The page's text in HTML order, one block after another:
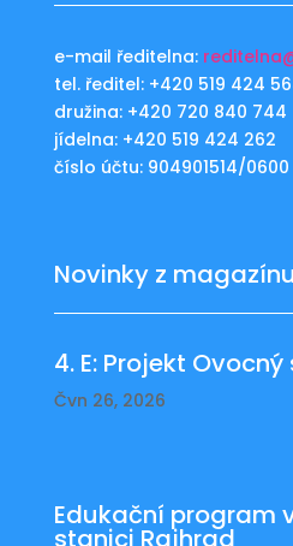
e-mail ředitelna:
tel. ředitel: +420 519 424
družina: +420 720 840 744
jídelna: +420 519 424 262
číslo účtu: 904901514/0600
Novinky z magazínu
4. E: Projekt
Čvn 26, 2026
Edukační program
stanici Rajhrad